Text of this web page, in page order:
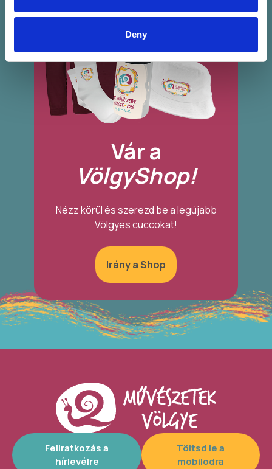
Deny
Vár a
VölgyShop!
Nézz körül és szerezd be a legújabb
Völgyes cuccokat!
Irány a Shop
Feliratkozás a
hírlevélre
Töltsd le a
mobilodra